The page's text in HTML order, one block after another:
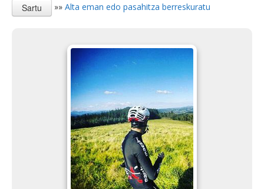
»» Alta eman edo pasahitza berreskuratu